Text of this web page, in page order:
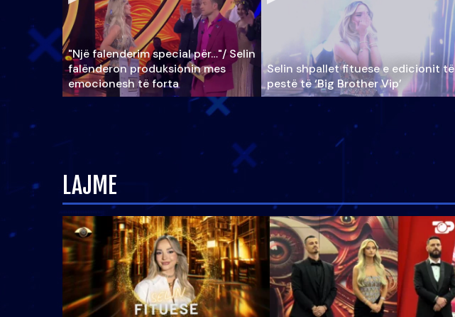
"Një falenderim special për…"/ Selin
falënderon produksionin mes
emocionesh të forta
Selin shpallet fituese e edicionit të
pestë të ‘Big Brother Vip’
LAJME